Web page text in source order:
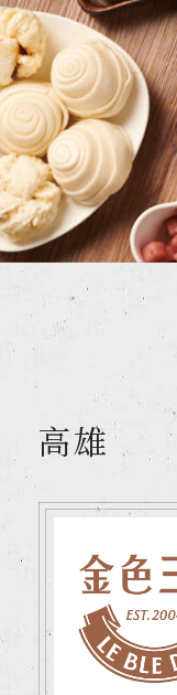
高雄